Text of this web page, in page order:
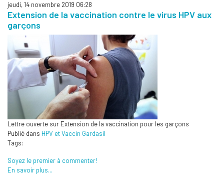
jeudi, 14 novembre 2019 06:28
Extension de la vaccination contre le virus HPV aux
garçons
Lettre ouverte sur Extension de la vaccination pour les garçons
Publié dans HPV et Vaccin Gardasil
Tags:
Soyez le premier à commenter!
En savoir plus...